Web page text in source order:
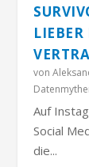
LIEBER
von
Auf
Social
die...